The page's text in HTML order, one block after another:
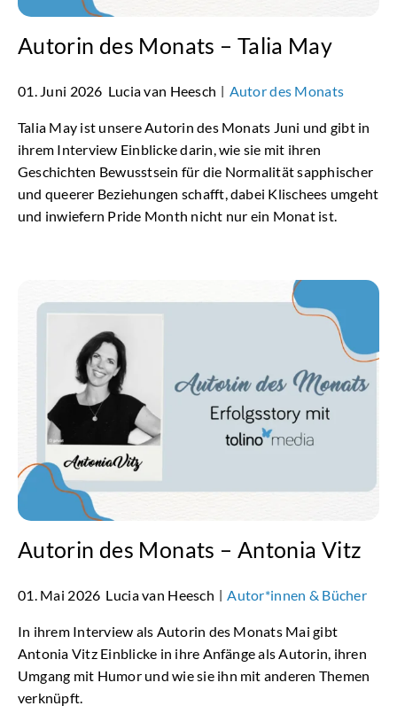
Autorin des Monats – Talia May
01. Juni 2026 Lucia van Heesch | Autor des Monats
Talia May ist unsere Autorin des Monats Juni und gibt in
ihrem Interview Einblicke darin, wie sie mit ihren
Geschichten Bewusstsein für die Normalität sapphischer
und queerer Beziehungen schafft, dabei Klischees umgeht
und inwiefern Pride Month nicht nur ein Monat ist.
Autorin des Monats – Antonia Vitz
01. Mai 2026 Lucia van Heesch | Autor*innen & Bücher
In ihrem Interview als Autorin des Monats Mai gibt
Antonia Vitz Einblicke in ihre Anfänge als Autorin, ihren
Umgang mit Humor und wie sie ihn mit anderen Themen
verknüpft.